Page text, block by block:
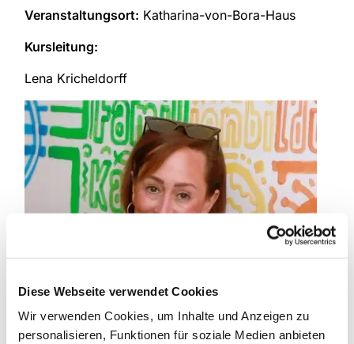
Diese Webseite verwendet Cookies
Wir verwenden Cookies, um Inhalte und Anzeigen zu
personalisieren, Funktionen für soziale Medien anbieten
Veranstaltungsort: Katharina-von-Bora-Haus
Kursleitung:
Lena Kricheldorff